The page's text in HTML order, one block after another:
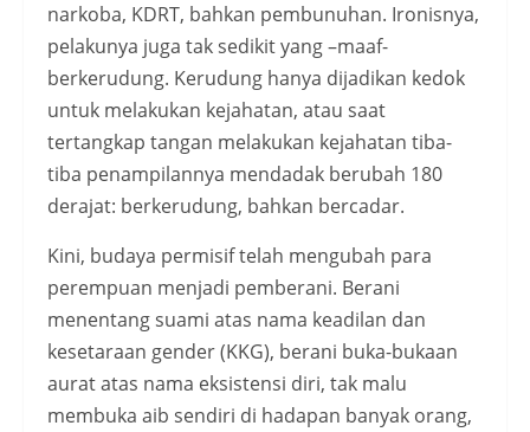
narkoba, KDRT, bahkan pembunuhan. Ironisnya,
pelakunya juga tak sedikit yang –maaf-
berkerudung. Kerudung hanya dijadikan kedok
untuk melakukan kejahatan, atau saat
tertangkap tangan melakukan kejahatan tiba-
tiba penampilannya mendadak berubah 180
derajat: berkerudung, bahkan bercadar.
Kini, budaya permisif telah mengubah para
perempuan menjadi pemberani. Berani
menentang suami atas nama keadilan dan
kesetaraan gender (KKG), berani buka-bukaan
aurat atas nama eksistensi diri, tak malu
membuka aib sendiri di hadapan banyak orang,